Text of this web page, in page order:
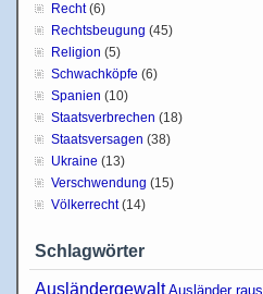
Recht(6)
Rechtsbeugung (45)
Religion (5)
Schwachköpfe (6)
Spanien (10)
Staatsverbrechen (18)
Staatsversagen (38)
Ukraine (13)
Verschwendung (15)
Völkerrecht(14)
Schlagwörter
Ausländergewalt Ausländer raus